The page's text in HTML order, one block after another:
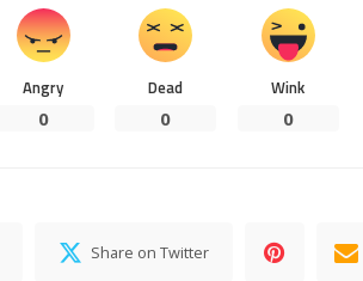
Angry
0
Dead
0
Wink
0
Share on Twitter